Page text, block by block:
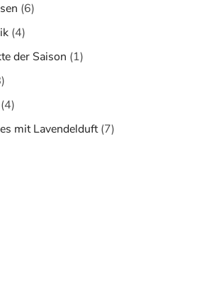
(6)
(4)
der Saison (1)
(4)
mit Lavendelduft (7)